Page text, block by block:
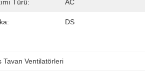
Türü: AC
DS
Tavan Ventilatörleri